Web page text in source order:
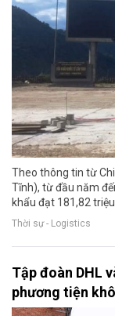
Theo thông tin từ
Tĩnh), từ đầu năm
khẩu đạt 181,82
Thời sự - Logistics
Tập đoàn DHL
phương tiện